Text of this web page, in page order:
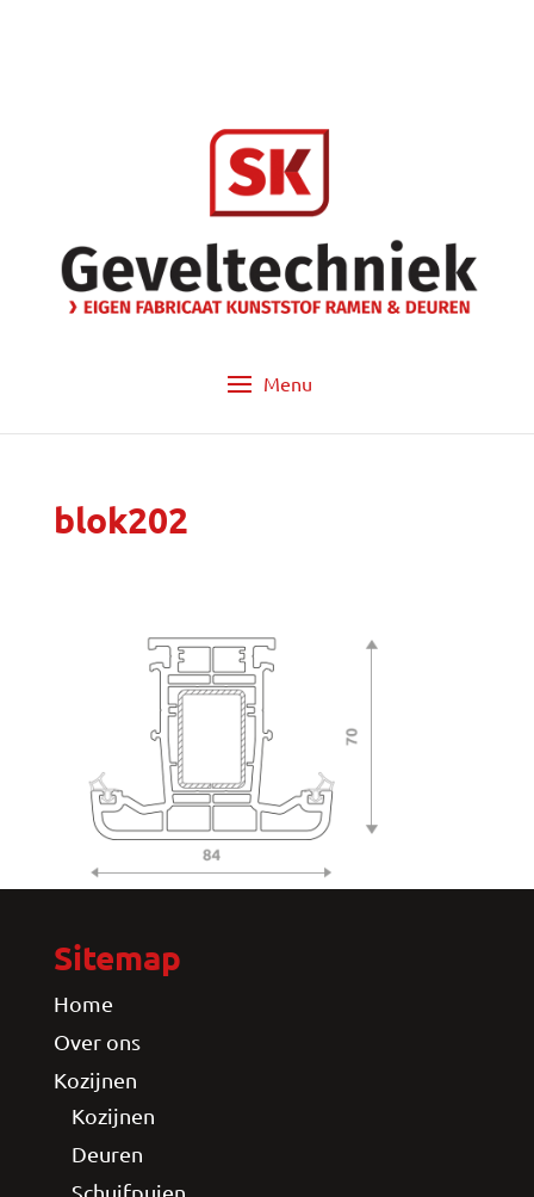
blok202
Sitemap
Home
Over ons
Kozijnen
Kozijnen
Deuren
Schuifpuien